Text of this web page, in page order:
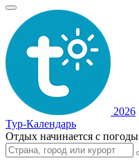
2026
Тур-Календарь
Отдых начинается с погоды